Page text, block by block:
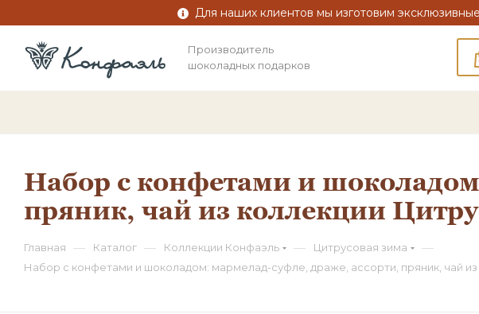
Для наших клиентов мы изготовим
Производитель
шоколадных подарков
Набор с конфетами и
пряник, чай из коллекции
Главная — Каталог — Коллекции Конфаэль — Цитрусовая зима —
Набор с конфетами и шоколадом: мармелад-суфле, драже, ассорти, пряник, чай